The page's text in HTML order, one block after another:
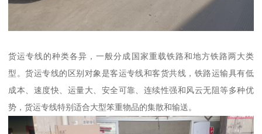
货运专线的种类各异，一般分成国家重载铁路和地方铁路两大类
型。货运专线的区别对象是客运专线和客货共线，铁路运输具有低
成本、速度快、运量大、安全可靠、连续性强和风云无阻等多种优
势，货运专线特别适合大型笨重物品的集散和输送。